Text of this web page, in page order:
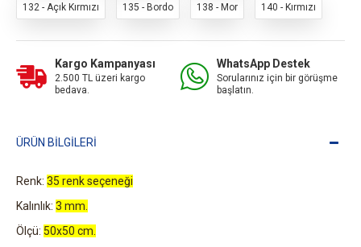
132 - Açık Kırmızı 135 - Bordo 138 - Mor 140 - Kırmızı
Kargo Kampanyası
2.500 TL üzeri kargo
bedava.
WhatsApp Destek
Sorularınız için bir görüşme
başlatın.
ÜRÜN BILGILERI
Renk: 35 renk seçeneği
Kalınlık: 3 mm.
Ölçü: 50x50 cm.